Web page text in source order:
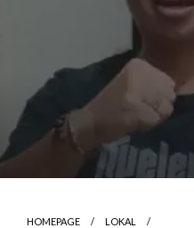
HOMEPAGE
LOKAL